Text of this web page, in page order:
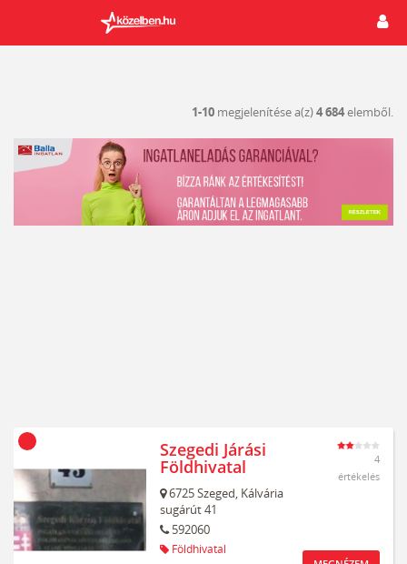
1-10 megjelenítése a(z)4 684elemből.
Szegedi Járási
Földhivatal
6725Szeged, Kálvária
sugárút 41
592060
Földhivatal
4
értékelés